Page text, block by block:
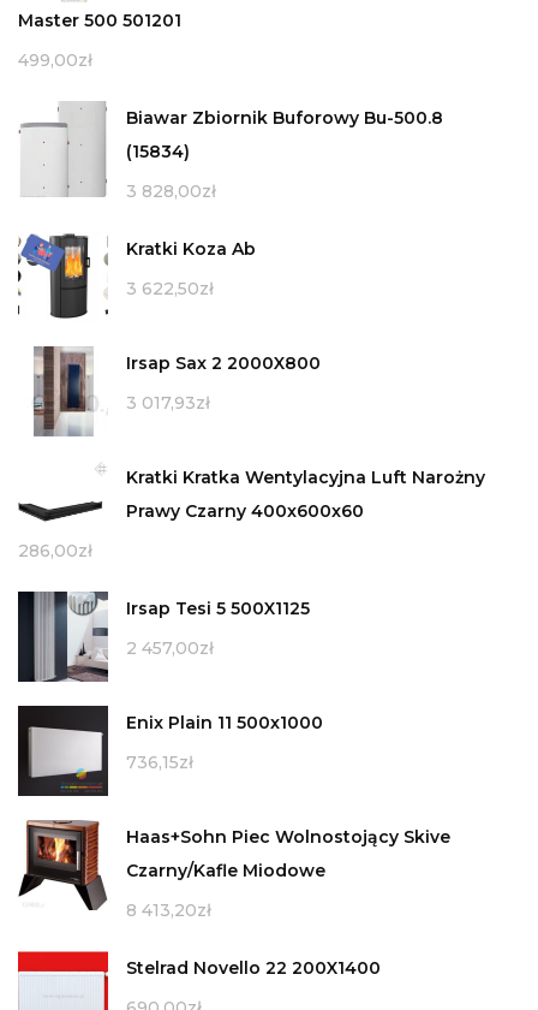
Master 500 501201
499,00zł
Biawar Zbiornik Buforowy Bu-500.8
(15834)
3 828,00zł
Kratki Koza Ab
3 622,50zł
Irsap Sax 2 2000X800
3 017,93zł
Kratki Kratka Wentylacyjna Luft Narożny
Prawy Czarny 400x600x60
286,00zł
Irsap Tesi 5 500X1125
2 457,00zł
Enix Plain 11 500x1000
736,15zł
Haas+Sohn Piec Wolnostojący Skive
Czarny/Kafle Miodowe
8 413,20zł
Stelrad Novello 22 200X1400